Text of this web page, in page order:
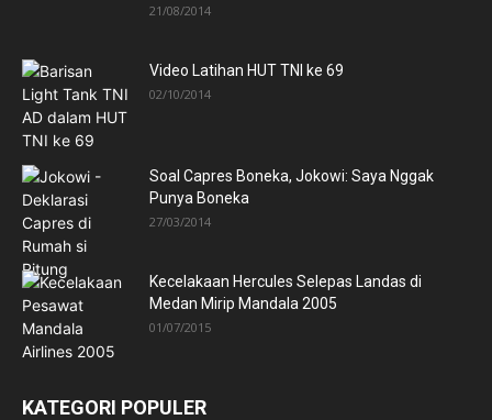
21/08/2014
Video Latihan HUT TNI ke 69
02/10/2014
Soal Capres Boneka, Jokowi: Saya Nggak
Punya Boneka
27/03/2014
Kecelakaan Hercules Selepas Landas di
Medan Mirip Mandala 2005
01/07/2015
KATEGORI POPULER